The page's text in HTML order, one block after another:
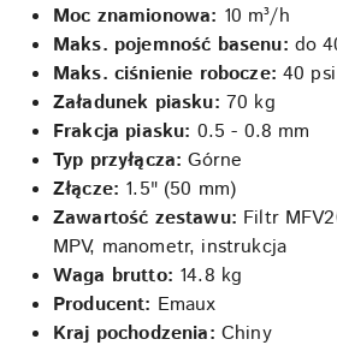
Moc znamionowa: 10 m³/h
Maks. pojemność basenu: do
Maks. ciśnienie robocze: 40
Załadunek piasku: 70 kg
Frakcja piasku: 0.5 - 0.8 mm
Typ przyłącza: Górne
Złącze: 1.5" (50 mm)
Zawartość zestawu: Filtr
MPV, manometr, instrukcja
Waga brutto: 14.8 kg
Producent: Emaux
Kraj pochodzenia: Chiny